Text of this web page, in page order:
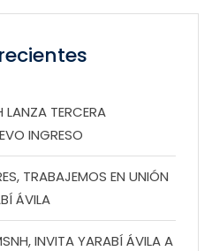
LANZA TERCERA
INGRESO
TRABAJEMOS EN UNIÓN
ÁVILA
INVITA YARABÍ ÁVILA A